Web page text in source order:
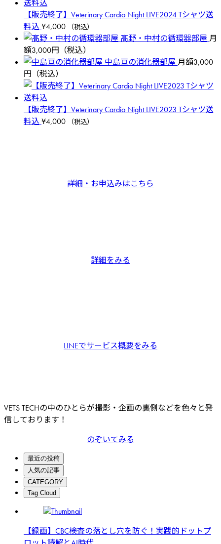
【販売終了】Veterinary Cardio Night LIVE2024 Tシャツ送
料込 ¥4,000 （税込）
髙野・中村の循環器部屋 月
額3,000円（税込）
中島亘の消化器部屋 月額3,000
円（税込）
【販売終了】Veterinary Cardio Night LIVE2023 Tシャツ送
料込 ¥4,000 （税込）
詳細・お申込みはこちら
詳細をみる
LINEでサービス概要をみる
VETS TECHの中のひとらが撮影・企画の裏側などを色々と発
信しております！
のぞいてみる
最近の投稿
人気の記事
CATEGORY
Tag Cloud
【録画】CBC検査の落とし穴を防ぐ！実践的ドットプ